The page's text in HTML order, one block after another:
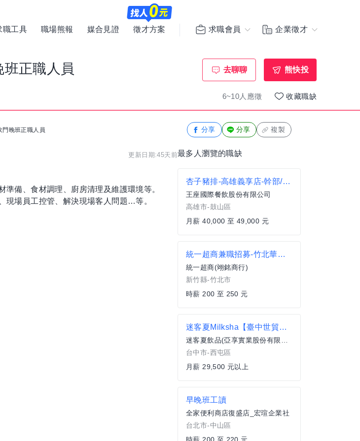
職工具 職場熊報 媒合見證 徵才方案 求職會員 企業徵才
正職人員 去聊聊 熊快投
6~10人應徵 收藏職缺
晚班正職人員
更新日期:45天前
準備、食材調理、廚房清理及維護環境等。
現場員工控管、解決現場客人問題…等。
分享 分享 複製
最多人瀏覽的職缺
杏子豬排-高雄義享店-幹部/組長#月薪40000-46000#另有門市達標獎金
王座國際餐飲股份有限公司
高雄市-鼓山區
月薪 40,000 至 49,000 元
統一超商兼職招募-竹北華興店
統一超商(翊銘商行)
新竹縣-竹北市
時薪 200 至 250 元
迷客夏Milksha【臺中世貿店】門市人員
迷客夏飲品(亞享實業股份有限公司)
台中市-西屯區
月薪 29,500 元以上
早晚班工讀
全家便利商店復盛店_宏瑄企業社
台北市-中山區